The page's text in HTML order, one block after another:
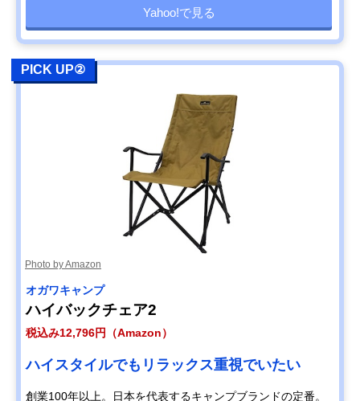
Yahoo!で見る
PICK UP②
Photo by Amazon
オガワキャンプ
ハイバックチェア2
税込み12,796円（Amazon）
ハイスタイルでもリラックス重視でいたい
創業100年以上。日本を代表するキャンプブランドの定番。